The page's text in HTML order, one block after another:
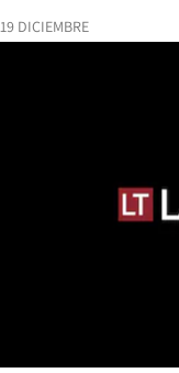
19 DICIEMBRE